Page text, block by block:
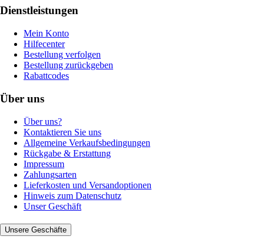
Dienstleistungen
Mein Konto
Hilfecenter
Bestellung verfolgen
Bestellung zurückgeben
Rabattcodes
Über uns
Über uns?
Kontaktieren Sie uns
Allgemeine Verkaufsbedingungen
Rückgabe & Erstattung
Impressum
Zahlungsarten
Lieferkosten und Versandoptionen
Hinweis zum Datenschutz
Unser Geschäft
Unsere Geschäfte